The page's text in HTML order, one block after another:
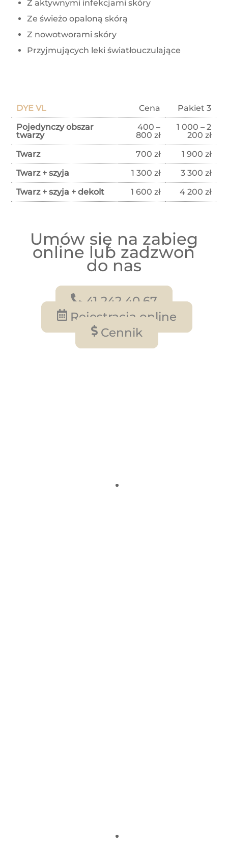
Z aktywnymi infekcjami skóry
Ze świeżo opaloną skórą
Z nowotworami skóry
Przyjmujących leki światłouczulające
DYE VL Cena
Pakiet 3
Pojedynczy obszar
twarzy
400 –
800 zł
1 000 – 2
200 zł
Twarz
700 zł
1 900 zł
Twarz + szyja
1 300 zł
3 300 zł
Twarz + szyja + dekolt
1 600 zł 4 200 zł
Umów się na zabieg
online lub zadzwoń
do nas
41 242 40 67
Rejestracja online
Cennik